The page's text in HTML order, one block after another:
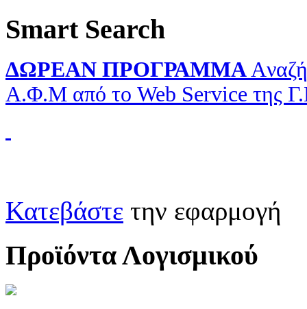
Smart Search
ΔΩΡΕΑΝ ΠΡΟΓΡΑΜΜΑ
Α.Φ.Μ από το Web Service της
Κατεβάστε την εφαρμογή
Προϊόντα Λογισμικού